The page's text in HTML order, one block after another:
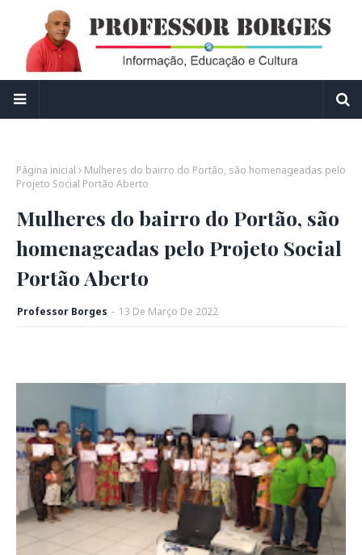
Página inicial
Mulheres do bairro do Portão, são homenageadas pelo
Projeto Social Portão Aberto
Mulheres do bairro do Portão, são
homenageadas pelo Projeto Social
Portão Aberto
Professor Borges - 13 De Março De 2022